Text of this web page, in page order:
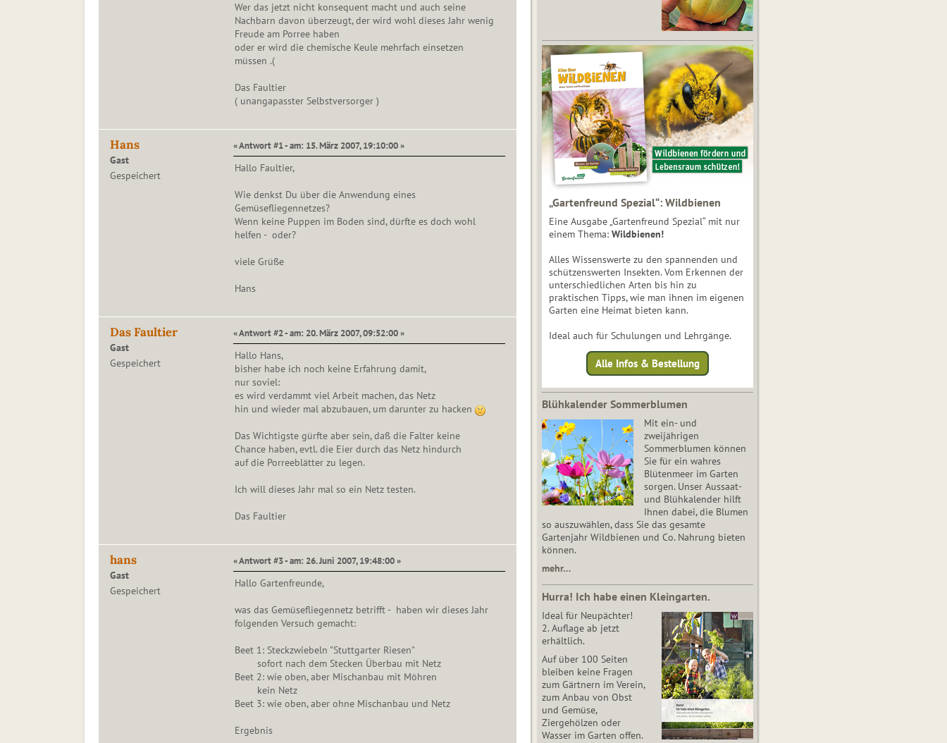
Wer das jetzt nicht konsequent macht und auch seine
Nachbarn davon überzeugt, der wird wohl dieses Jahr wenig
Freude am Porree haben
oder er wird die chemische Keule mehrfach einsetzen
müssen .(
Das Faultier
( unangapasster Selbstversorger )
Hans
Gast
Gespeichert
« Antwort #1 - am: 15. März 2007, 19:10:00 »
Hallo Faultier,
Wie denkst Du über die Anwendung eines
Gemüsefliegennetzes?
Wenn keine Puppen im Boden sind, dürfte es doch wohl
helfen - oder?
viele Grüße
Hans
Das Faultier
Gast
Gespeichert
« Antwort #2 - am: 20. März 2007, 09:52:00 »
Hallo Hans,
bisher habe ich noch keine Erfahrung damit,
nur soviel:
es wird verdammt viel Arbeit machen, das Netz
hin und wieder mal abzubauen, um darunter zu hacken
Das Wichtigste gürfte aber sein, daß die Falter keine
Chance haben, evtl. die Eier durch das Netz hindurch
auf die Porreeblätter zu legen.
Ich will dieses Jahr mal so ein Netz testen.
Das Faultier
hans
Gast
Gespeichert
« Antwort #3 - am: 26. Juni 2007, 19:48:00 »
Hallo Gartenfreunde,
was das Gemüsefliegennetz betrifft - haben wir dieses Jahr
folgenden Versuch gemacht:
Beet 1: Steckzwiebeln "Stuttgarter Riesen"
sofort nach dem Stecken Überbau mit Netz
Beet 2: wie oben, aber Mischanbau mit Möhren
kein Netz
Beet 3: wie oben, aber ohne Mischanbau und Netz
Ergebnis
„Gartenfreund Spezial“: Wildbienen
Eine Ausgabe „Gartenfreund Spezial“ mit nur
einem Thema: Wildbienen!
Alles Wissenswerte zu den spannenden und
schützenswerten Insekten. Vom Erkennen der
unterschiedlichen Arten bis hin zu
praktischen Tipps, wie man ihnen im eigenen
Garten eine Heimat bieten kann.
Ideal auch für Schulungen und Lehrgänge.
Alle Infos & Bestellung
Blühkalender Sommerblumen
Mit ein- und
zweijährigen
Sommerblumen können
Sie für ein wahres
Blütenmeer im Garten
sorgen. Unser Aussaat-
und Blühkalender hilft
Ihnen dabei, die Blumen
so auszuwählen, dass Sie das gesamte
Gartenjahr Wildbienen und Co. Nahrung bieten
können.
mehr…
Hurra! Ich habe einen Kleingarten.
Ideal für Neupächter!
2. Auflage ab jetzt
erhältlich.
Auf über 100 Seiten
bleiben keine Fragen
zum Gärtnern im Verein,
zum Anbau von Obst
und Gemüse,
Ziergehölzen oder
Wasser im Garten offen.